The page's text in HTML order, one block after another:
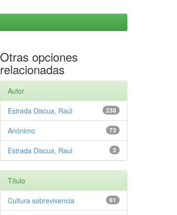
Otras opciones
relacionadas
Autor
238
Estrada Discua, Raúl
73
Anónimo
3
Estrada Discua, Raul
Título
61
Cultura sobrevivencia